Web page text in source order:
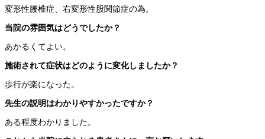
変形性腰椎症、右変形性股関節症の為。
当院の雰囲気はどうでしたか？
あかるくてよい。
施術されて症状はどのように変化しましたか？
歩行が楽になった。
先生の説明はわかりやすかったですか？
ある程度わかりました。